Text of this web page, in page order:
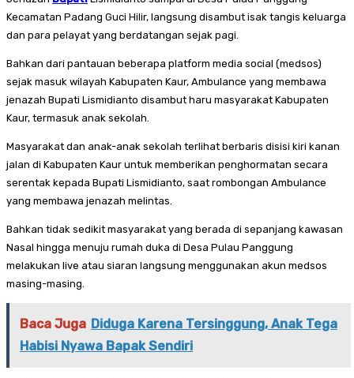
Kecamatan Padang Guci Hilir, langsung disambut isak tangis keluarga
dan para pelayat yang berdatangan sejak pagi.
Bahkan dari pantauan beberapa platform media social (medsos)
sejak masuk wilayah Kabupaten Kaur, Ambulance yang membawa
jenazah Bupati Lismidianto disambut haru masyarakat Kabupaten
Kaur, termasuk anak sekolah.
Masyarakat dan anak-anak sekolah terlihat berbaris disisi kiri kanan
jalan di Kabupaten Kaur untuk memberikan penghormatan secara
serentak kepada Bupati Lismidianto, saat rombongan Ambulance
yang membawa jenazah melintas.
Bahkan tidak sedikit masyarakat yang berada di sepanjang kawasan
Nasal hingga menuju rumah duka di Desa Pulau Panggung
melakukan live atau siaran langsung menggunakan akun medsos
masing-masing.
Baca Juga Diduga Karena Tersinggung, Anak Tega
Habisi Nyawa Bapak Sendiri